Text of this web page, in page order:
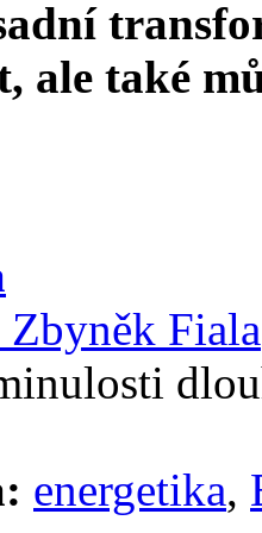
ale také
Fiala
energetika,